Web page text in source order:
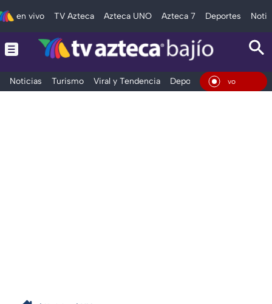
en vivo TV Azteca Azteca UNO Azteca 7 Deportes
Noticias Turismo Viral y Tendencia Deportes Espectáculos
En Vivo